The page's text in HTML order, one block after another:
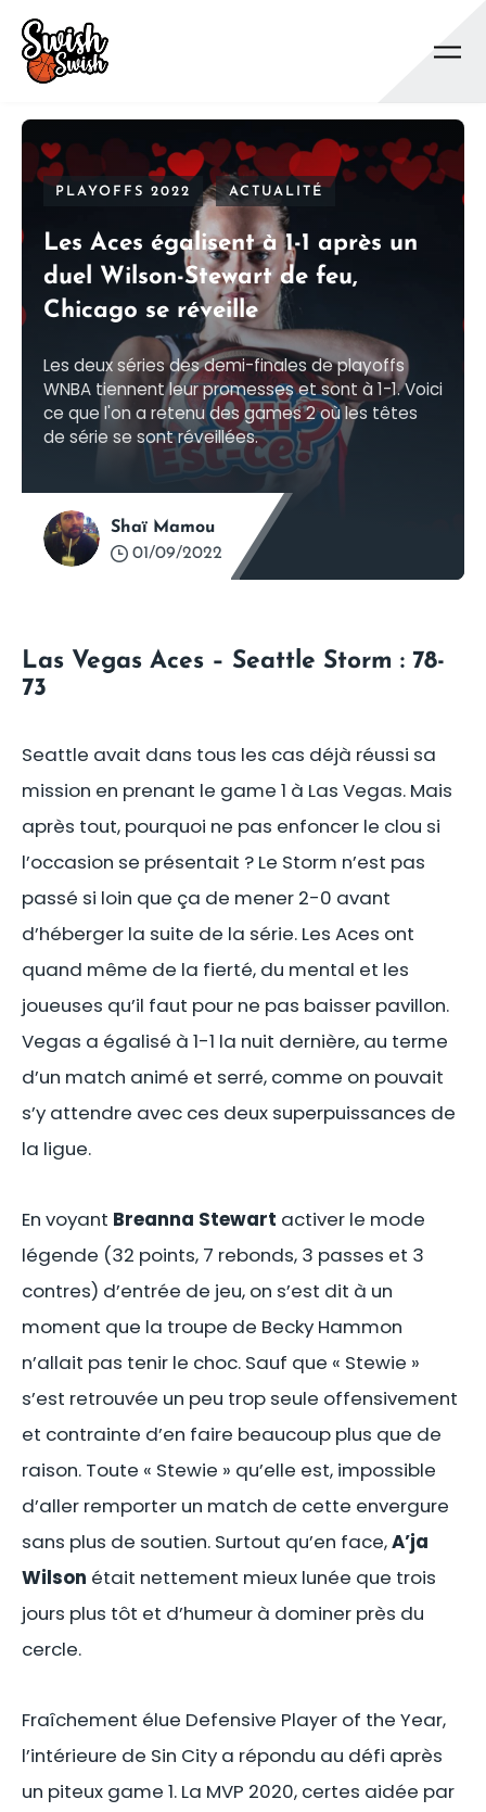
PLAYOFFS 2022 ACTUALITÉ
Les Aces égalisent à 1-1 après un
duel Wilson-Stewart de feu,
Chicago se réveille
Les deux séries des demi-finales de playoffs
WNBA tiennent leur promesses et sont à 1-1. Voici
ce que l'on a retenu des games 2 où les têtes
de série se sont réveillées.
01/09/2022
Shaï Mamou
Las Vegas Aces – Seattle Storm : 78-
73
Seattle avait dans tous les cas déjà réussi sa
mission en prenant le game 1 à Las Vegas. Mais
après tout, pourquoi ne pas enfoncer le clou si
l’occasion se présentait ? Le Storm n’est pas
passé si loin que ça de mener 2-0 avant
d’héberger la suite de la série. Les Aces ont
quand même de la fierté, du mental et les
joueuses qu’il faut pour ne pas baisser pavillon.
Vegas a égalisé à 1-1 la nuit dernière, au terme
d’un match animé et serré, comme on pouvait
s’y attendre avec ces deux superpuissances de
la ligue.
En voyant Breanna Stewart activer le mode
légende (32 points, 7 rebonds, 3 passes et 3
contres) d’entrée de jeu, on s’est dit à un
moment que la troupe de Becky Hammon
n’allait pas tenir le choc. Sauf que « Stewie »
s’est retrouvée un peu trop seule offensivement
et contrainte d’en faire beaucoup plus que de
raison. Toute « Stewie » qu’elle est, impossible
d’aller remporter un match de cette envergure
sans plus de soutien. Surtout qu’en face,A’ja
Wilson était nettement mieux lunée que trois
jours plus tôt et d’humeur à dominer près du
cercle.
Fraîchement élue Defensive Player of the Year,
l’intérieure de Sin City a répondu au défi après
un piteux game 1. La MVP 2020, certes aidée par